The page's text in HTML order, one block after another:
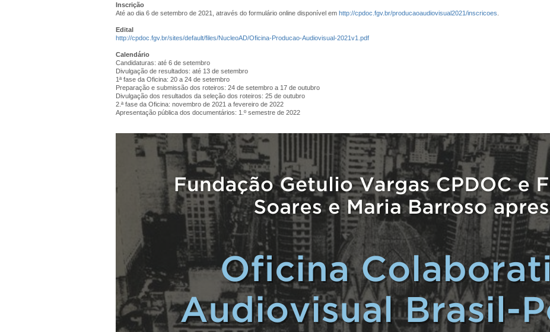
Inscrição
Até ao dia 6 de setembro de 2021, através do formulário online disponível em http://cpdoc.fgv.br/producaoaudiovisual2021/inscricoes
Edital
http://cpdoc.fgv.br/sites/default/files/NucleoAD/Oficina-Producao-Audiovisual-2021v1.pdf
Calendário
Candidaturas: até 6 de setembro
Divulgação de resultados: até 13 de setembro
1ª fase da Oficina: 20 a 24 de setembro
Preparação e submissão dos roteiros: 24 de setembro a 17 de outubro
Divulgação dos resultados da seleção dos roteiros: 25 de outubro
2.ª fase da Oficina: novembro de 2021 a fevereiro de 2022
Apresentação pública dos documentários: 1.º semestre de 2022